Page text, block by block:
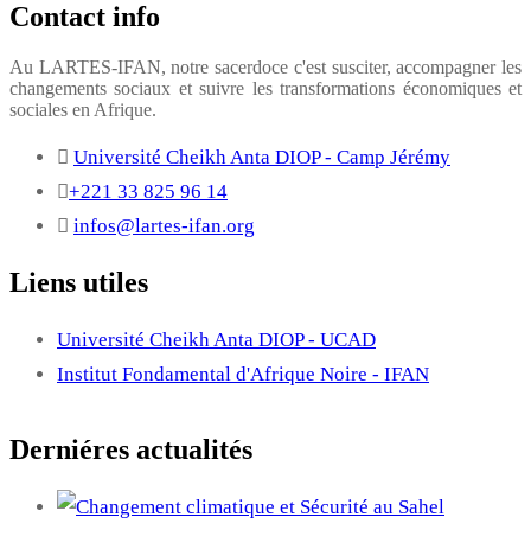
Contact info
Au LARTES-IFAN, notre sacerdoce c'est susciter, accompagner les
changements sociaux et suivre les transformations économiques et
sociales en Afrique.
Université Cheikh Anta DIOP - Camp Jérémy
+221 33 825 96 14
infos@lartes-ifan.org
Liens utiles
Université Cheikh Anta DIOP - UCAD
Institut Fondamental d'Afrique Noire - IFAN
Derniéres actualités